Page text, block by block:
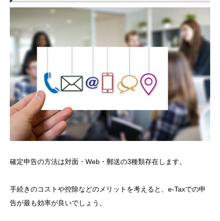
確定申告の方法は対面・Web・郵送の3種類存在します。
手続きのコストや控除などのメリットを考えると、e-Taxでの申
告が最も効率が良いでしょう。